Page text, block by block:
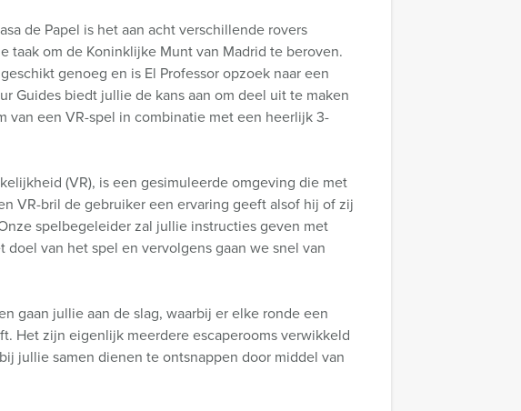
de Papel is het aan acht verschillende rovers
taak om de Koninklijke Munt van Madrid te beroven.
genoeg en is El Professor opzoek naar een
Guides biedt jullie de kans aan om deel uit te maken
van een VR-spel in combinatie met een heerlijk 3-
(VR), is een gesimuleerde omgeving die met
VR-bril de gebruiker een ervaring geeft alsof hij of zij
spelbegeleider zal jullie instructies geven met
doel van het spel en vervolgens gaan we snel van
gaan jullie aan de slag, waarbij er elke ronde een
Het zijn eigenlijk meerdere escaperooms verwikkeld
jullie samen dienen te ontsnappen door middel van